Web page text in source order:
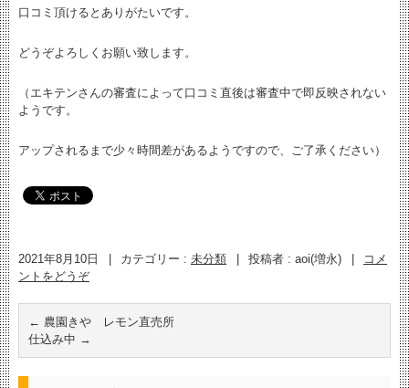
口コミ頂けるとありがたいです。
どうぞよろしくお願い致します。
（エキテンさんの審査によって口コミ直後は審査中で即反映されない
ようです。
アップされるまで少々時間差があるようですので、ご了承ください）
2021年8月10日 カテゴリー : 未分類 投稿者 : aoi(増永)
コメ
ントをどうぞ
← 農園きや レモン直売所
仕込み中 →